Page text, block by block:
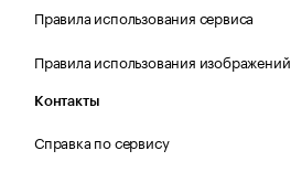
Правила использования сервиса
Правила использования изображений
Контакты
Справка по сервису